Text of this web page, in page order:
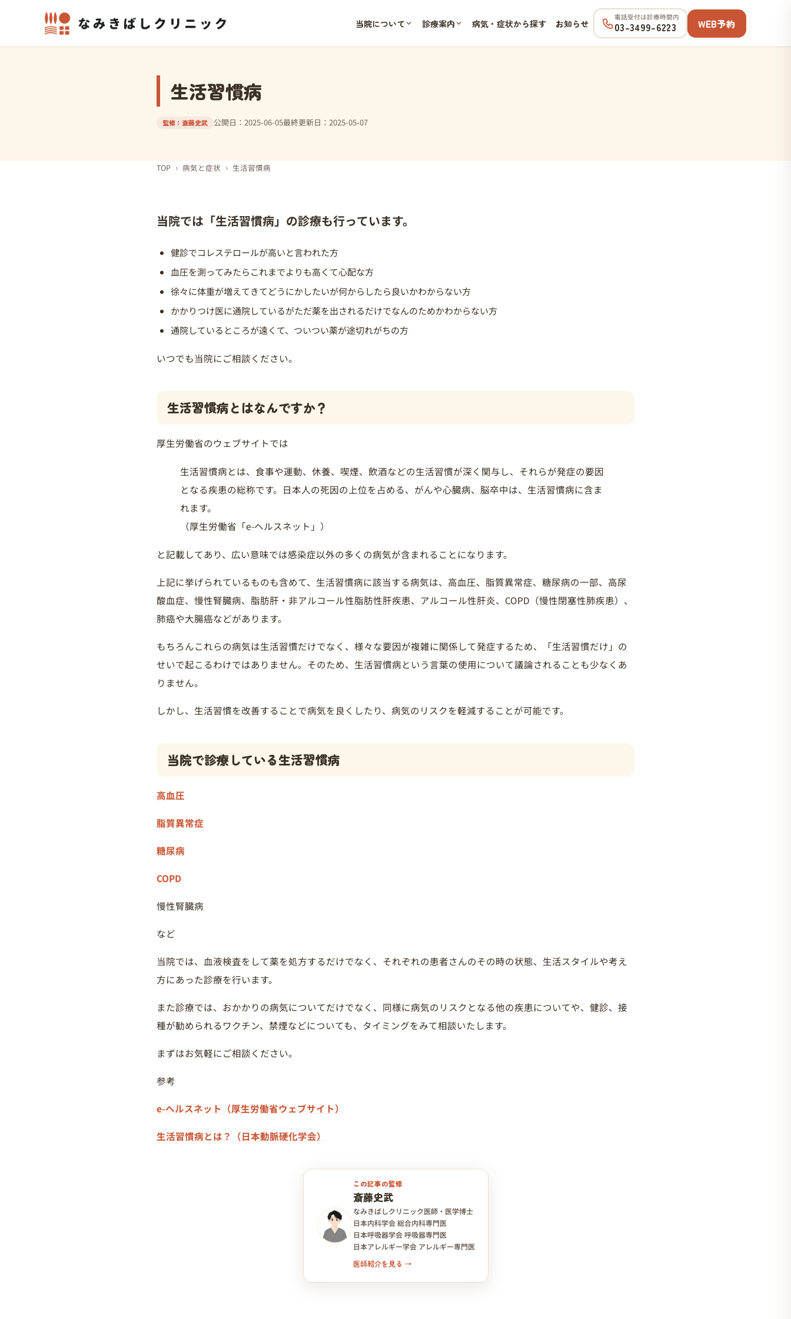
当院について 診療案内 病気・症状から探す お知らせ
電話受付は診療時間内
03-3499-6223 WEB予約
生活習慣病
監修：斎藤史武 公開日：2025-06-05最終更新日：2025-05-07
TOP › 病気と症状 › 生活習慣病
当院では「生活習慣病」の診療も行っています。
健診でコレステロールが高いと言われた方
血圧を測ってみたらこれまでよりも高くて心配な方
徐々に体重が増えてきてどうにかしたいが何からしたら良いかわからない方
かかりつけ医に通院しているがただ薬を出されるだけでなんのためかわからない方
通院しているところが遠くて、ついつい薬が途切れがちの方
いつでも当院にご相談ください。
生活習慣病とはなんですか？
厚生労働省のウェブサイトでは
生活習慣病とは、食事や運動、休養、喫煙、飲酒などの生活習慣が深く関与し、それらが発症の要因
となる疾患の総称です。日本人の死因の上位を占める、がんや心臓病、脳卒中は、生活習慣病に含ま
れます。
（厚生労働省「e-ヘルスネット」）
と記載してあり、広い意味では感染症以外の多くの病気が含まれることになります。
上記に挙げられているものも含めて、生活習慣病に該当する病気は、高血圧、脂質異常症、糖尿病の一部、高尿
酸血症、慢性腎臓病、脂肪肝・非アルコール性脂肪性肝疾患、アルコール性肝炎、COPD（慢性閉塞性肺疾患）、
肺癌や大腸癌などがあります。
もちろんこれらの病気は生活習慣だけでなく、様々な要因が複雑に関係して発症するため、「生活習慣だけ」の
せいで起こるわけではありません。そのため、生活習慣病という言葉の使用について議論されることも少なくあ
りません。
しかし、生活習慣を改善することで病気を良くしたり、病気のリスクを軽減することが可能です。
当院で診療している生活習慣病
高血圧
脂質異常症
糖尿病
COPD
慢性腎臓病
など
当院では、血液検査をして薬を処方するだけでなく、それぞれの患者さんのその時の状態、生活スタイルや考え
方にあった診療を行います。
また診療では、おかかりの病気についてだけでなく、同様に病気のリスクとなる他の疾患についてや、健診、接
種が勧められるワクチン、禁煙などについても、タイミングをみて相談いたします。
まずはお気軽にご相談ください。
参考
e-ヘルスネット（厚生労働省ウェブサイト）
生活習慣病とは？（日本動脈硬化学会）
この記事の監修
斎藤史武
なみきばしクリニック医師・医学博士
日本内科学会 総合内科専門医
日本呼吸器学会 呼吸器専門医
日本アレルギー学会 アレルギー専門医
医師紹介を見る →